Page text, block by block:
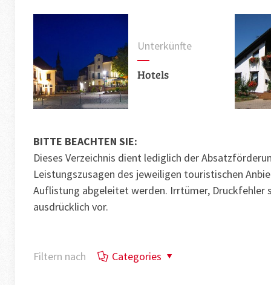
Unterkünfte
Hotels
BITTE BEACHTEN SIE:
Dieses Verzeichnis dient lediglich der
Leistungszusagen des jeweiligen touristischen
Auflistung abgeleitet werden. Irrtümer, Druckfehler
ausdrücklich vor.
Filtern nach Categories